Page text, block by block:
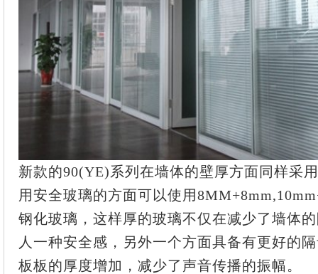
新款的90(YE)系列在墙体的壁厚方面同样采
用安全玻璃的方面可以使用
钢化玻璃，这样厚的玻璃不仅在减少了墙体
人一种安全感，另外一个方面具备有更好的
板板的厚度增加，减少了声音传播的振幅。